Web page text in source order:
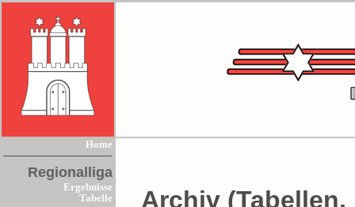
Home
Regionalliga
Ergebnisse
Tabelle
Archiv